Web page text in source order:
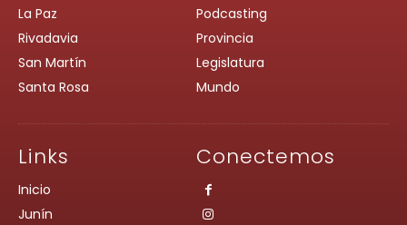
La Paz
Rivadavia
San Martín
Santa Rosa
Podcasting
Provincia
Legislatura
Mundo
Links
Inicio
Junín
Conectemos